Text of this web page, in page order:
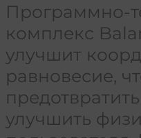
Программно-
комплекс
улучшит
равновесие,
улучшить